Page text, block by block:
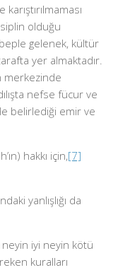
olduğu
gelenek, kültür
yer almaktadır.
merkezinde
nefse fücur ve
belirlediği emir ve
hakkı için,[7]
yanlışlığı da
iyi neyin kötü
kuralları